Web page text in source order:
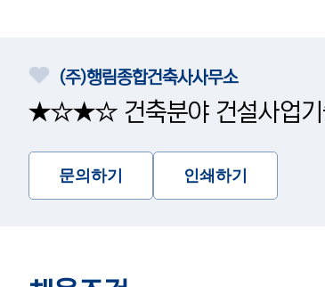
(주)행림종합건축사사무소
★☆★☆ 건축분야 건설사업기
문의하기 인쇄하기